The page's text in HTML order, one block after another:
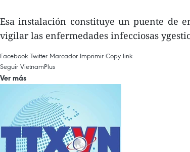
Esa instalación constituye un puente de
vigilar las enfermedades infecciosas
Facebook Twitter Marcador Imprimir Copy link
Seguir VietnamPlus
Ver más